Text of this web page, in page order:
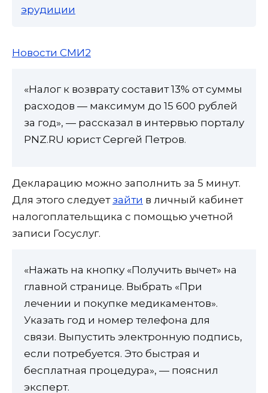
эрудиции
Новости СМИ2
«Налог к возврату составит 13% от суммы
расходов — максимум до 15 600 рублей
за год», — рассказал в интервью порталу
PNZ.RU юрист Сергей Петров.
Декларацию можно заполнить за 5 минут.
Для этого следует зайти в личный кабинет
налогоплательщика с помощью учетной
записи Госуслуг.
«Нажать на кнопку «Получить вычет» на
главной странице. Выбрать «При
лечении и покупке медикаментов».
Указать год и номер телефона для
связи. Выпустить электронную подпись,
если потребуется. Это быстрая и
бесплатная процедура», — пояснил
эксперт.